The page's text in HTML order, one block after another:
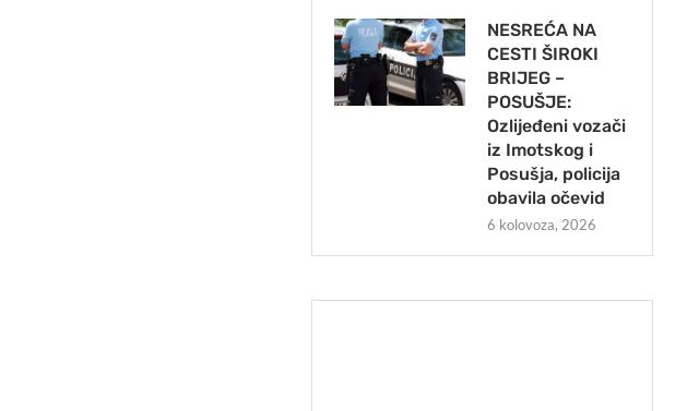
NESREĆA NA
CESTI ŠIROKI
BRIJEG –
POSUŠJE:
Ozlijeđeni vozači
iz Imotskog i
Posušja, policija
obavila očevid
6 kolovoza, 2026